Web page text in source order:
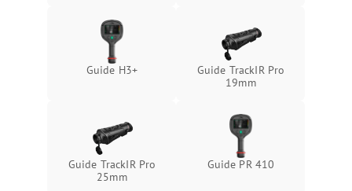
Guide H3+
Guide TrackIR Pro
19mm
Guide TrackIR Pro
25mm
Guide PR 410